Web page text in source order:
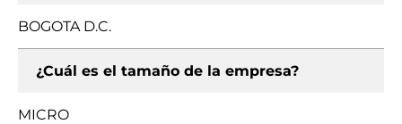
BOGOTA D.C.
¿Cuál es el tamaño de la empresa?
MICRO